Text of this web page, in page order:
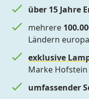
über 15 Jahre
mehrere
Ländern
exklusive
Marke Hofstein
umfassender